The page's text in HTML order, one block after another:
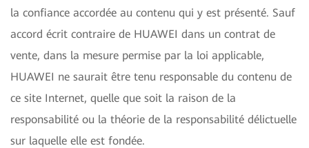
la confiance accordée au contenu qui y est présenté. Sauf
accord écrit contraire de HUAWEI dans un contrat de
vente, dans la mesure permise par la loi applicable,
HUAWEI ne saurait être tenu responsable du contenu de
ce site Internet, quelle que soit la raison de la
responsabilité ou la théorie de la responsabilité délictuelle
sur laquelle elle est fondée.